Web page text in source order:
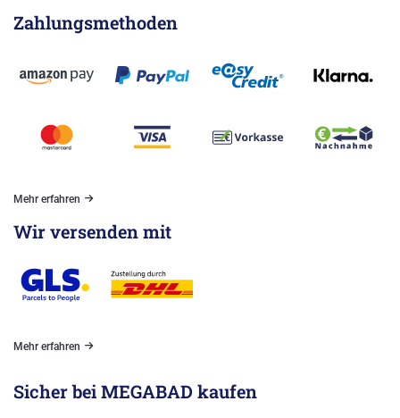
Zahlungsmethoden
Mehr erfahren
Wir versenden mit
Mehr erfahren
Sicher bei MEGABAD kaufen